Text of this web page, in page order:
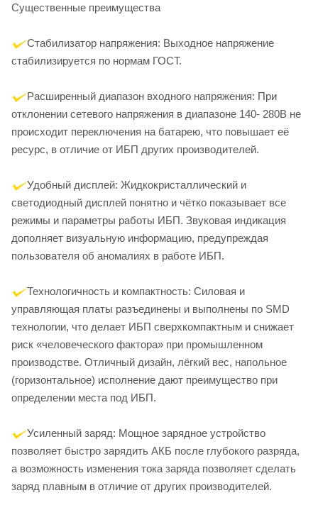
Существенные преимущества
Стабилизатор напряжения: Выходное напряжение
стабилизируется по нормам ГОСТ.
Расширенный диапазон входного напряжения: При
отклонении сетевого напряжения в диапазоне 140- 280В не
происходит переключения на батарею, что повышает её
ресурс, в отличие от ИБП других производителей.
Удобный дисплей: Жидкокристаллический и
светодиодный дисплей понятно и чётко показывает все
режимы и параметры работы ИБП. Звуковая индикация
дополняет визуальную информацию, предупреждая
пользователя об аномалиях в работе ИБП.
Технологичность и компактность: Силовая и
управляющая платы разъединены и выполнены по SMD
технологии, что делает ИБП сверхкомпактным и снижает
риск «человеческого фактора» при промышленном
производстве. Отличный дизайн, лёгкий вес, напольное
(горизонтальное) исполнение дают преимущество при
определении места под ИБП.
Усиленный заряд: Мощное зарядное устройство
позволяет быстро зарядить АКБ после глубокого разряда,
а возможность изменения тока заряда позволяет сделать
заряд плавным в отличие от других производителей.